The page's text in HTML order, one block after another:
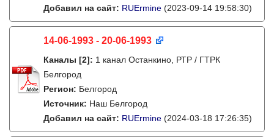
Добавил на сайт: RUErmine (2023-09-14 19:58:30)
14-06-1993 - 20-06-1993
Каналы [2]: 1 канал Останкино, РТР / ГТРК
Белгород
Регион: Белгород
Источник: Наш Белгород
Добавил на сайт: RUErmine (2024-03-18 17:26:35)